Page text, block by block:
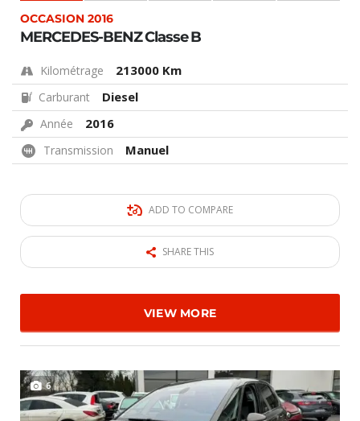
OCCASION 2016
MERCEDES-BENZ Classe B
Kilométrage 213000 Km
Carburant Diesel
Année 2016
Transmission Manuel
ADD TO COMPARE
SHARE THIS
VIEW MORE
6